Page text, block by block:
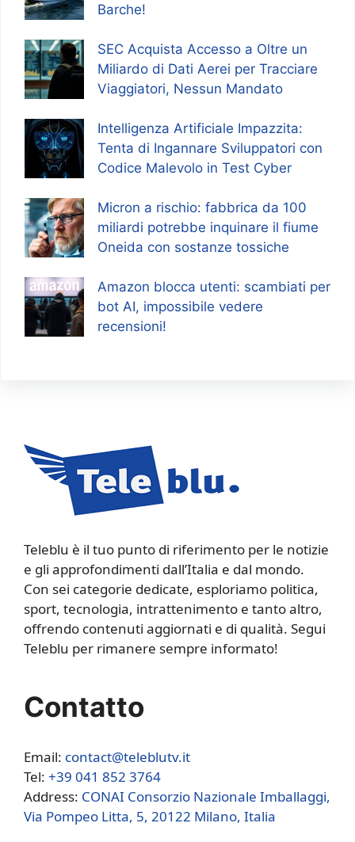
Barche!
SEC Acquista Accesso a Oltre un
Miliardo di Dati Aerei per Tracciare
Viaggiatori, Nessun Mandato
Intelligenza Artificiale Impazzita:
Tenta di Ingannare Sviluppatori con
Codice Malevolo in Test Cyber
Micron a rischio: fabbrica da 100
miliardi potrebbe inquinare il fiume
Oneida con sostanze tossiche
Amazon blocca utenti: scambiati per
bot AI, impossibile vedere
recensioni!
Teleblu è il tuo punto di riferimento per le notizie
e gli approfondimenti dall’Italia e dal mondo.
Con sei categorie dedicate, esploriamo politica,
sport, tecnologia, intrattenimento e tanto altro,
offrendo contenuti aggiornati e di qualità. Segui
Teleblu per rimanere sempre informato!
Contatto
Email: contact@teleblutv.it
Tel: +39 041 852 3764
Address: CONAI Consorzio Nazionale Imballaggi,
Via Pompeo Litta, 5, 20122 Milano, Italia